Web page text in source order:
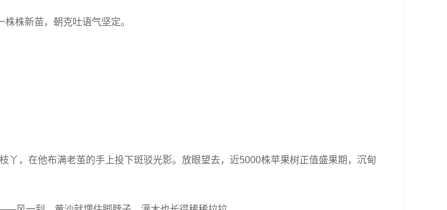
株新苗，朝克吐语气坚定。
丫，在他布满老茧的手上投下斑驳光影。放眼望去，近5000株苹果树正值盛果期，沉甸